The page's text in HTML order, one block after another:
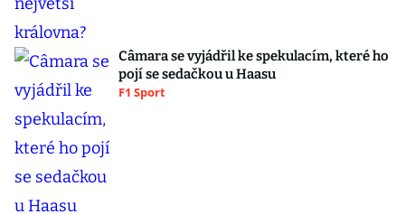
Câmara se vyjádřil ke spekulacím, které ho
pojí se sedačkou u Haasu
F1 Sport